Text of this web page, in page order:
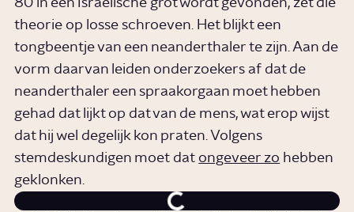
80 in een Israëlische grot wordt gevonden, zet die
theorie op losse schroeven. Het blijkt een
tongbeentje van een neanderthaler te zijn. Aan de
vorm daarvan leiden onderzoekers af dat de
neanderthaler een spraakorgaan moet hebben
gehad dat lijkt op dat van de mens, wat erop wijst
dat hij wel degelijk kon praten. Volgens
stemdeskundigen moet dat ongeveer zo hebben
geklonken.